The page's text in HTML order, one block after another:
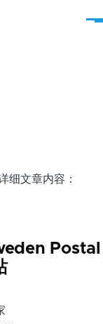
菜
细文章内容：
Postal